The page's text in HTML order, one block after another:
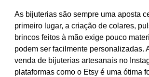
As bijuterias são sempre uma aposta
primeiro lugar, a criação de colares,
brincos feitos à mão exige pouco
podem ser facilmente personalizadas.
venda de bijuterias artesanais no
plataformas como o Etsy é uma ótima